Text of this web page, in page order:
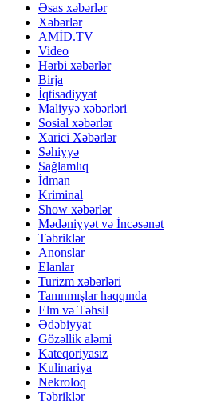
Əsas xəbərlər
Xəbərlər
AMİD.TV
Video
Hərbi xəbərlər
Birja
İqtisadiyyat
Maliyyə xəbərləri
Sosial xəbərlər
Xarici Xəbərlər
Səhiyyə
Sağlamlıq
İdman
Kriminal
Show xəbərlər
Mədəniyyət və İncəsənət
Təbriklər
Anonslar
Elanlar
Turizm xəbərləri
Tanınmışlar haqqında
Elm və Təhsil
Ədəbiyyat
Gözəllik aləmi
Kateqoriyasız
Kulinariya
Nekroloq
Təbriklər